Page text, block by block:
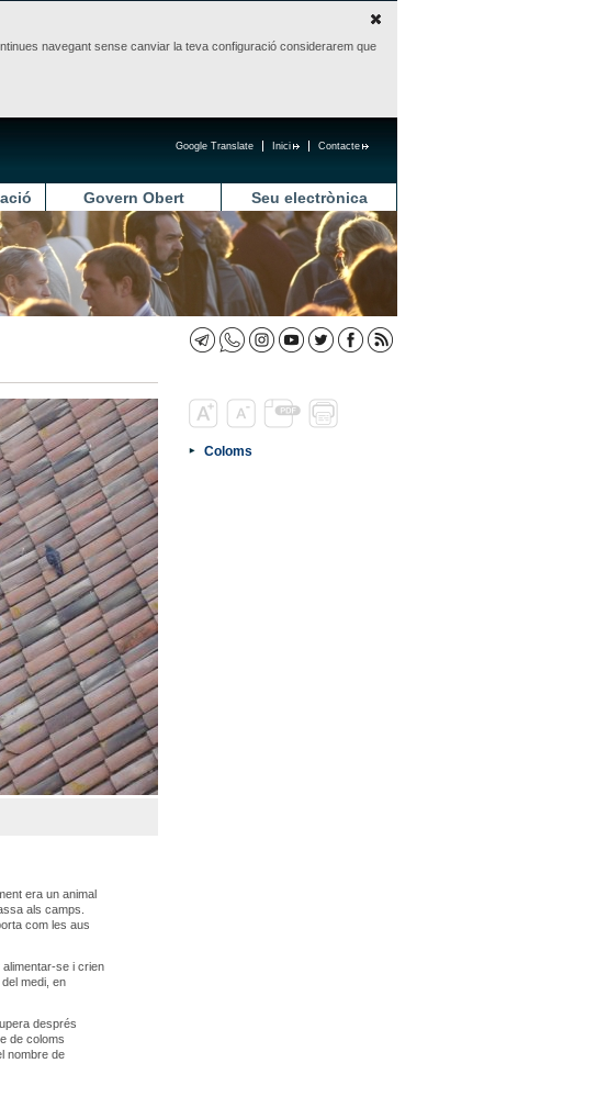
navegant sense canviar la teva configuració considerarem que
Contacte
Inici
Google Translate
Govern Obert Seu electrònica
era un animal
als camps.
com les aus
se i crien
medi, en
després
de coloms
nombre de
Coloms